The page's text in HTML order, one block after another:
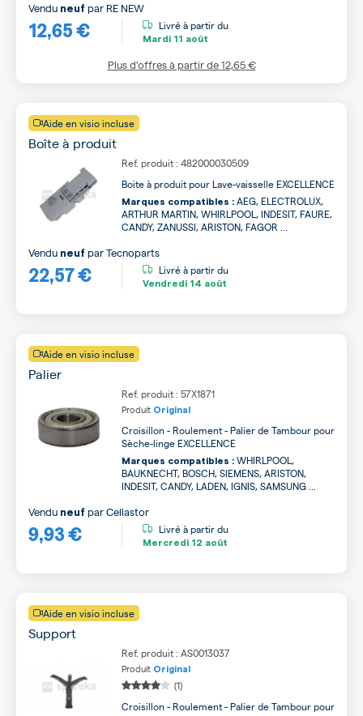
12,65 €
Vendu neuf par RE NEW
Livré à partir du
Mardi 11 août
Plus d’offres à partir de12,65 €
Aide en visio incluse
Boîte à produit
Ref. produit : 482000030509
Boite à produit pour Lave-vaisselle EXCELLENCE
Marques compatibles : AEG, ELECTROLUX,
ARTHUR MARTIN, WHIRLPOOL, INDESIT, FAURE,
CANDY, ZANUSSI, ARISTON, FAGOR ...
22,57 €
Vendu neuf parTecnoparts
Livré à partir du
Vendredi 14 août
Aide en visio incluse
Palier
Ref. produit : 57X1871
Produit Original
Croisillon - Roulement - Palier de Tambour pour
Sèche-linge EXCELLENCE
Marques compatibles : WHIRLPOOL,
BAUKNECHT, BOSCH, SIEMENS, ARISTON,
INDESIT, CANDY, LADEN, IGNIS, SAMSUNG ...
9,93 €
Vendu neuf parCellastor
Livré à partir du
Mercredi 12 août
Aide en visio incluse
Support
Ref. produit : AS0013037
Produit Original
(1)
Croisillon - Roulement - Palier de Tambour pour